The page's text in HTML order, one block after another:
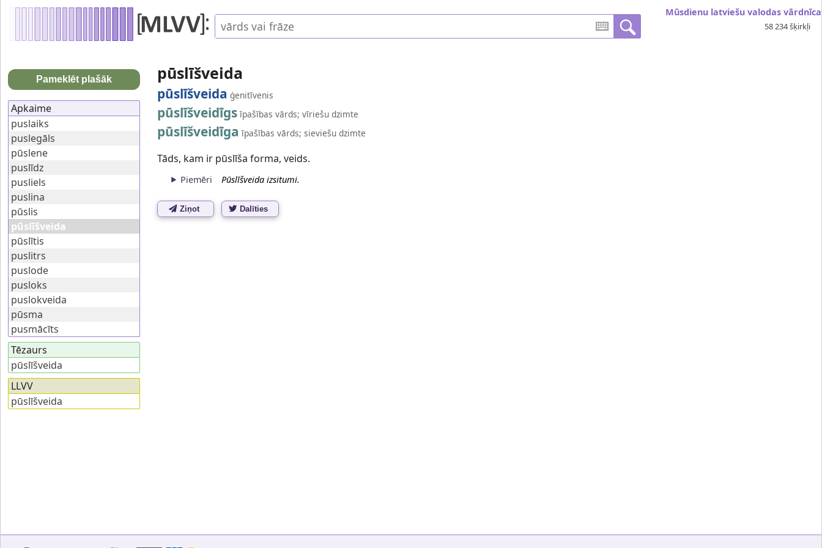
Mūsdienu latviešu valodas vārdnīca
58 234 šķirkļi
pūslīšveida
pūslīšveida ģenitīvenis
pūslīšveidīgs īpašības vārds; vīriešu dzimte
pūslīšveidīga īpašības vārds; sieviešu dzimte
Tāds, kam ir pūslīša forma, veids.
Piemēri Pūslīšveida izsitumi.
Ziņot Dalīties
Pameklēt plašāk
Apkaime
puslaiks
puslegāls
pūslene
puslīdz
pusliels
puslina
pūslis
pūslīšveida
pūslītis
puslitrs
puslode
pusloks
puslokveida
pūsma
pusmācīts
Tēzaurs
pūslīšveida
LLVV
pūslīšveida